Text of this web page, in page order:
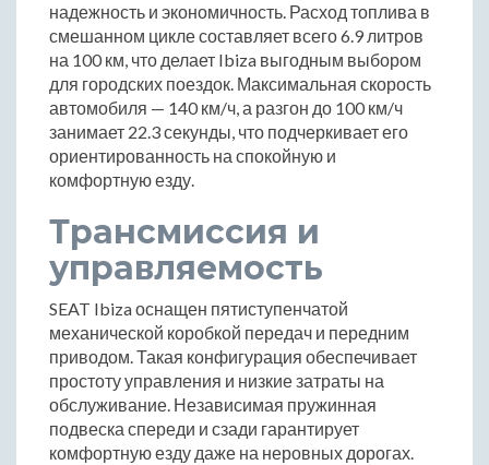
надежность и экономичность. Расход топлива в
смешанном цикле составляет всего 6.9 литров
на 100 км, что делает Ibiza выгодным выбором
для городских поездок. Максимальная скорость
автомобиля — 140 км/ч, а разгон до 100 км/ч
занимает 22.3 секунды, что подчеркивает его
ориентированность на спокойную и
комфортную езду.
Трансмиссия и
управляемость
SEAT Ibiza оснащен пятиступенчатой
механической коробкой передач и передним
приводом. Такая конфигурация обеспечивает
простоту управления и низкие затраты на
обслуживание. Независимая пружинная
подвеска спереди и сзади гарантирует
комфортную езду даже на неровных дорогах.